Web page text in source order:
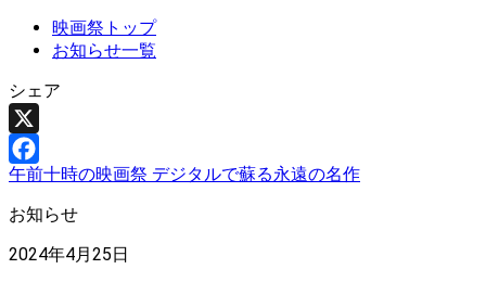
映画祭トップ
お知らせ一覧
シェア
X
Facebook
午前十時の映画祭 デジタルで蘇る永遠の名作
お知らせ
2024年4月25日